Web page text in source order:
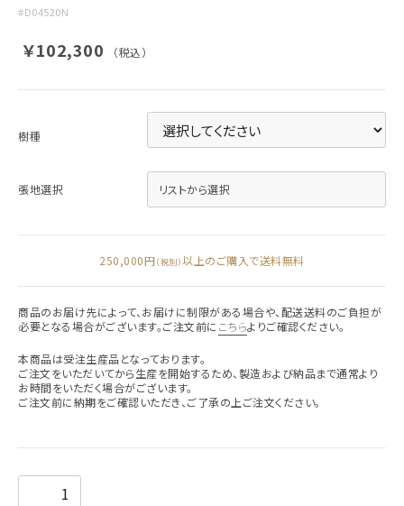
#D04520N
￥102,300 （税込）
樹種
張地選択 リストから選択
250,000円（税別）以上のご購入で送料無料
商品のお届け先によって、お届けに制限がある場合や、配送送料のご負担が
必要となる場合がございます。ご注文前に こちらよりご確認ください。
本商品は受注生産品となっております。
ご注文をいただいてから生産を開始するため、製造および納品まで通常より
お時間をいただく場合がございます。
ご注文前に納期をご確認いただき、ご了承の上ご注文ください。